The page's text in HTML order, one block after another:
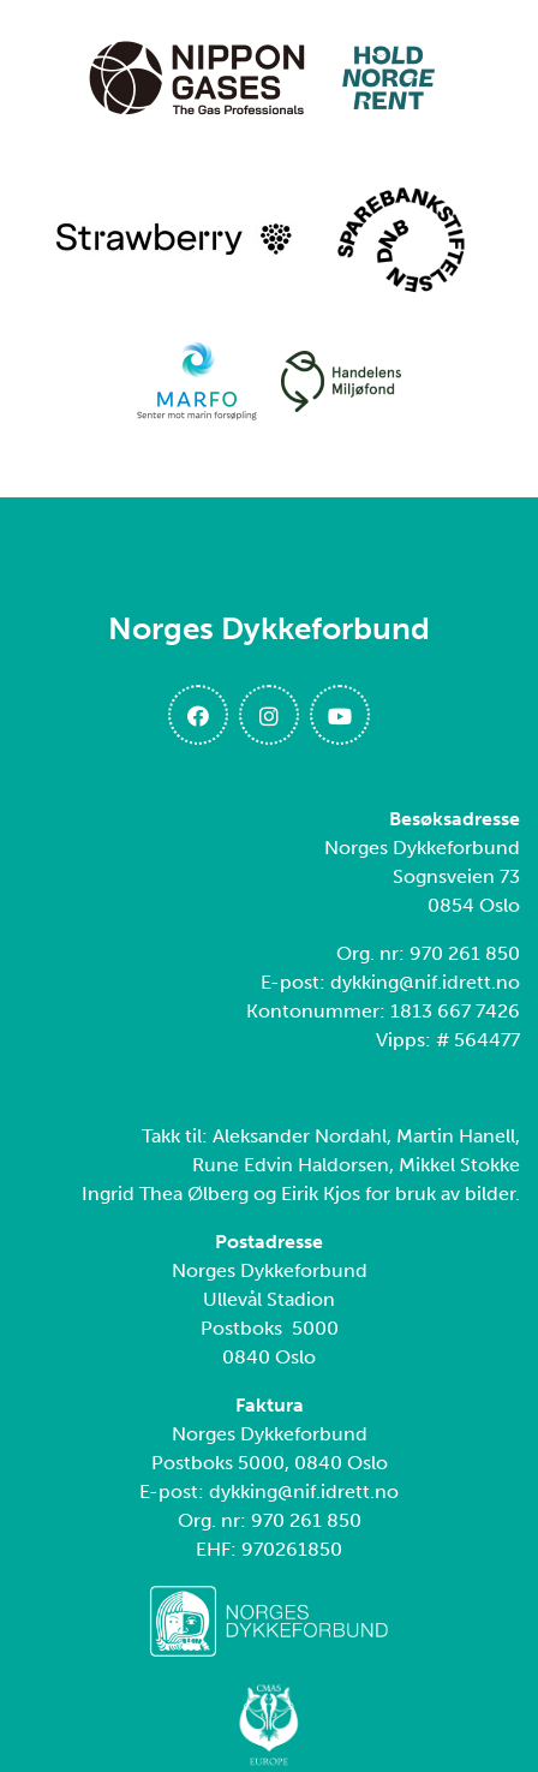
Norges Dykkeforbund
Besøksadresse
Norges Dykkeforbund
Sognsveien 73
0854 Oslo
Org. nr: 970 261 850
E-post: dykking@nif.idrett.no
Kontonummer: 1813 667 7426
Vipps: # 564477
Takk til: Aleksander Nordahl, Martin Hanell,
Rune Edvin Haldorsen, Mikkel Stokke
Ingrid Thea Ølberg og Eirik Kjos for bruk av bilder.
Postadresse
Norges Dykkeforbund
Ullevål Stadion
Postboks 5000
0840 Oslo
Faktura
Norges Dykkeforbund
Postboks 5000, 0840 Oslo
E-post: dykking@nif.idrett.no
Org. nr: 970 261 850
EHF: 970261850